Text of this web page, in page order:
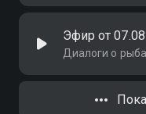
Эфир от
Диалоги о